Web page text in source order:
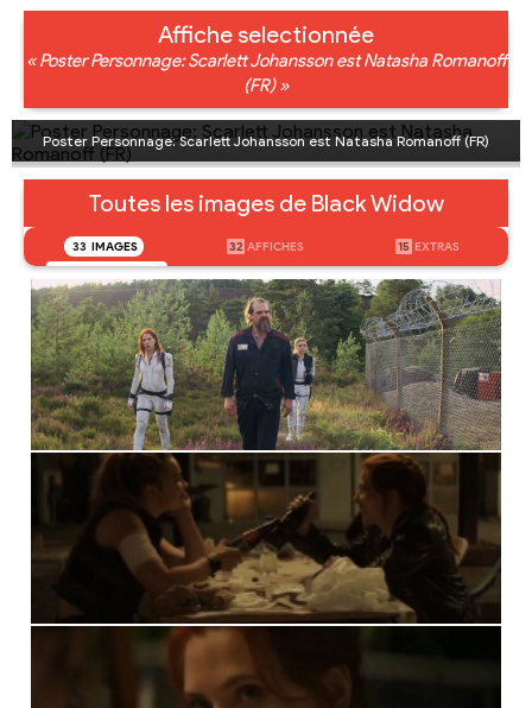
Affiche selectionnée
« Poster Personnage: Scarlett Johansson est Natasha Romanoff
(FR) »
Poster Personnage: Scarlett Johansson est Natasha Romanoff (FR)
Toutes les images de Black Widow
33 IMAGES 32 AFFICHES 15 EXTRAS